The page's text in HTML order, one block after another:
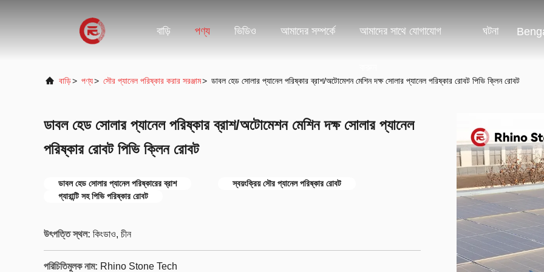
বাড়ি পণ্য ভিডিও আমাদের সম্পর্কে আমাদের সাথে যোগাযোগ ঘটনা
বাড়ি> পণ্য> সৌর প্যানেল পরিষ্কার করার সরঞ্জাম> ডাবল হেড সোলার প্যানেল পরিষ্কার ব্রাশ/অটোমেশন মেশিন দক্ষ সোলার প্যানেল পরিষ্কার রোবট পিভি ক্লিন রোবট
ডাবল হেড সোলার প্যানেল পরিষ্কার ব্রাশ/অটোমেশন মেশিন দক্ষ সোলার প্যানেল
পরিষ্কার রোবট পিভি ক্লিন রোবট
ডাবল হেড সোলার প্যানেল পরিষ্কারের ব্রাশ
স্বয়ংক্রিয় সৌর প্যানেল পরিষ্কার রোবট
গ্যারান্টি সহ পিভি পরিষ্কার রোবট
উৎপত্তি স্থল: কিংডাও, চীন
পরিচিতিমুলক নাম: Rhino Stone Tech